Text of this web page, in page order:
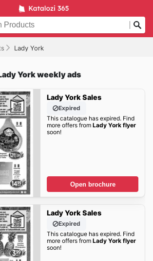
Lady York
York weekly ads
Lady York Sales
Expired
This catalogue has expired. Find
more offers from Lady York flyer
soon!
Open brochure
Lady York Sales
Expired
This catalogue has expired. Find
more offers from Lady York flyer
soon!